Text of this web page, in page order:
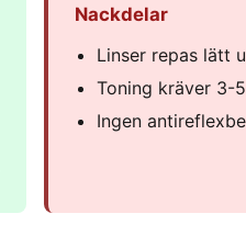
Nackdelar
Linser repas lätt
Toning kräver 3-
Ingen